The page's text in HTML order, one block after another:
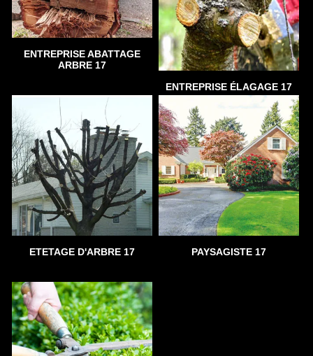
ENTREPRISE ABATTAGE
ARBRE 17
ENTREPRISE ÉLAGAGE 17
ETETAGE D'ARBRE 17 PAYSAGISTE 17